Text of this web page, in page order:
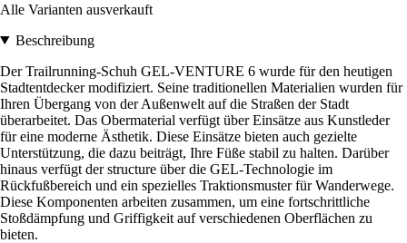
Alle Varianten ausverkauft
Beschreibung
Der Trailrunning-Schuh GEL-VENTURE 6 wurde für den heutigen
Stadtentdecker modifiziert. Seine traditionellen Materialien wurden für
Ihren Übergang von der Außenwelt auf die Straßen der Stadt
überarbeitet. Das Obermaterial verfügt über Einsätze aus Kunstleder
für eine moderne Ästhetik. Diese Einsätze bieten auch gezielte
Unterstützung, die dazu beiträgt, Ihre Füße stabil zu halten. Darüber
hinaus verfügt der structure über die GEL-Technologie im
Rückfußbereich und ein spezielles Traktionsmuster für Wanderwege.
Diese Komponenten arbeiten zusammen, um eine fortschrittliche
Stoßdämpfung und Griffigkeit auf verschiedenen Oberflächen zu
bieten.